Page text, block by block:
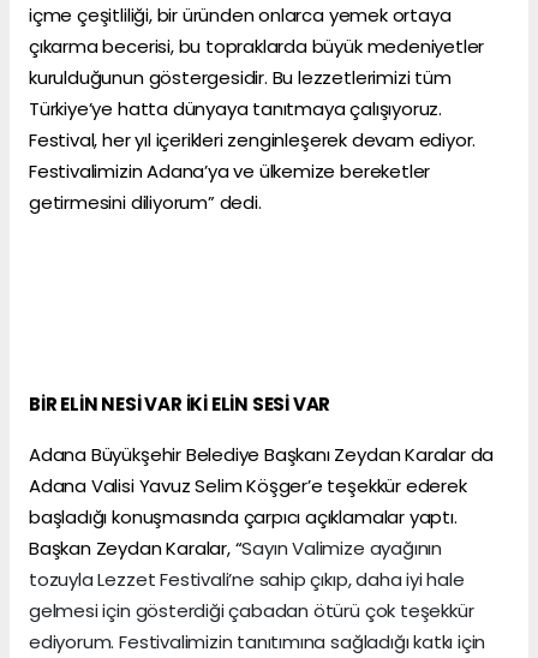
içme çeşitliliği, bir üründen onlarca yemek ortaya
çıkarma becerisi, bu topraklarda büyük medeniyetler
kurulduğunun göstergesidir. Bu lezzetlerimizi tüm
Türkiye’ye hatta dünyaya tanıtmaya çalışıyoruz.
Festival, her yıl içerikleri zenginleşerek devam ediyor.
Festivalimizin Adana’ya ve ülkemize bereketler
getirmesini diliyorum” dedi.
BİR ELİN NESİ VAR İKİ ELİN SESİ VAR
Adana Büyükşehir Belediye Başkanı Zeydan Karalar da
Adana Valisi Yavuz Selim Köşger’e teşekkür ederek
başladığı konuşmasında çarpıcı açıklamalar yaptı.
Başkan Zeydan Karalar, “Sayın Valimize ayağının
tozuyla Lezzet Festivali’ne sahip çıkıp, daha iyi hale
gelmesi için gösterdiği çabadan ötürü çok teşekkür
ediyorum. Festivalimizin tanıtımına sağladığı katkı için